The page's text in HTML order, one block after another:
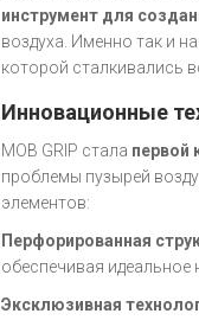
инструмент для
воздуха. Именно так и
которой сталкивались
Инновационные
MOB GRIP стала первой
проблемы пузырей
элементов:
Перфорированная
обеспечивая идеальное
Эксклюзивная